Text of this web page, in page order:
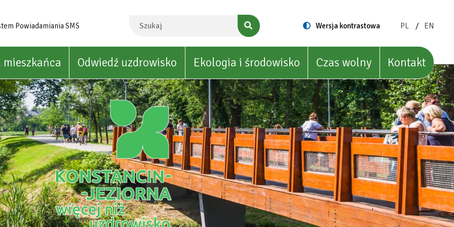
Powiadamiania SMS
Switch
Wersja kontrastowa
ZMIEŃ
POLISH
PL
ZMIEŃ
ENGLISH
EN
mieszkańca Odwiedź uzdrowisko Ekologia i środowisko Czas wolny Kontakt